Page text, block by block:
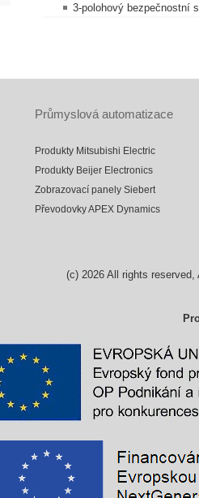
3-polohový bezpečnostní
Průmyslová automatizace
Produkty Mitsubishi Electric
Produkty Beijer Electronics
Zobrazovací panely Siebert
Převodovky APEX Dynamics
(c) 2026All rights reserved,